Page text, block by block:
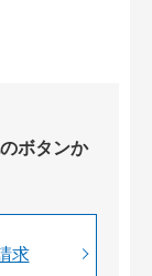
ボタンか
求